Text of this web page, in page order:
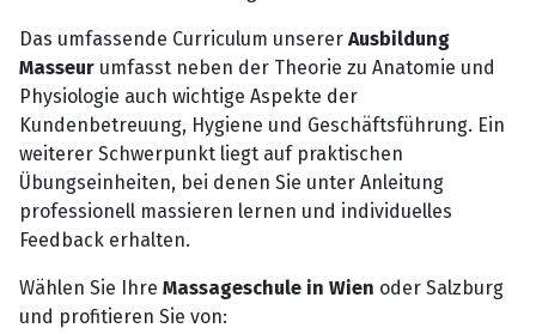
Das umfassende Curriculum unserer Ausbildung
Masseur umfasst neben der Theorie zu Anatomie und
Physiologie auch wichtige Aspekte der
Kundenbetreuung, Hygiene und Geschäftsführung. Ein
weiterer Schwerpunkt liegt auf praktischen
Übungseinheiten, bei denen Sie unter Anleitung
professionell massieren lernen und individuelles
Feedback erhalten.
Wählen Sie Ihre Massageschule in Wien oder Salzburg
und profitieren Sie von: